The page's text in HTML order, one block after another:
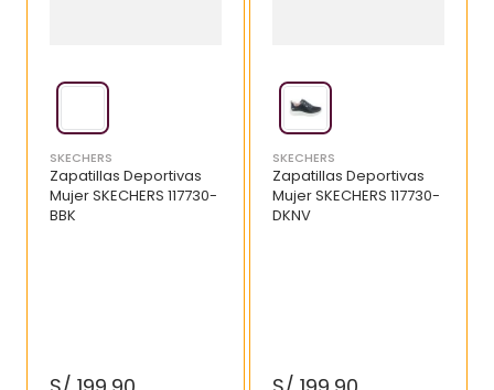
SKECHERS
Zapatillas Deportivas
Mujer SKECHERS 117730-
BBK
SKECHERS
Zapatillas Deportivas
Mujer SKECHERS 117730-
DKNV